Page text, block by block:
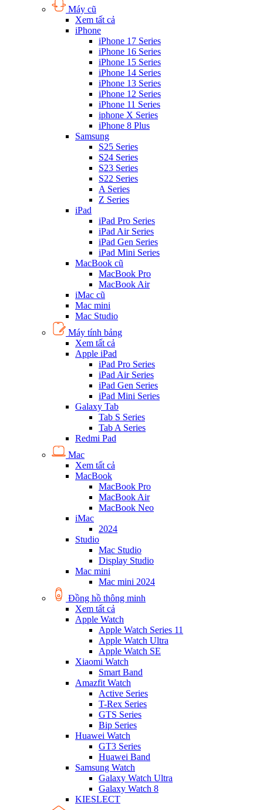
Máy cũ
Xem tất cả
iPhone
iPhone 17 Series
iPhone 16 Series
iPhone 15 Series
iPhone 14 Series
iPhone 13 Series
iPhone 12 Series
iPhone 11 Series
iphone X Series
iPhone 8 Plus
Samsung
S25 Series
S24 Series
S23 Series
S22 Series
A Series
Z Series
iPad
iPad Pro Series
iPad Air Series
iPad Gen Series
iPad Mini Series
MacBook cũ
MacBook Pro
MacBook Air
iMac cũ
Mac mini
Mac Studio
Máy tính bảng
Xem tất cả
Apple iPad
iPad Pro Series
iPad Air Series
iPad Gen Series
iPad Mini Series
Galaxy Tab
Tab S Series
Tab A Series
Redmi Pad
Mac
Xem tất cả
MacBook
MacBook Pro
MacBook Air
MacBook Neo
iMac
2024
Studio
Mac Studio
Display Studio
Mac mini
Mac mini 2024
Đồng hồ thông minh
Xem tất cả
Apple Watch
Apple Watch Series 11
Apple Watch Ultra
Apple Watch SE
Xiaomi Watch
Smart Band
Amazfit Watch
Active Series
T-Rex Series
GTS Series
Bip Series
Huawei Watch
GT3 Series
Huawei Band
Samsung Watch
Galaxy Watch Ultra
Galaxy Watch 8
KIESLECT